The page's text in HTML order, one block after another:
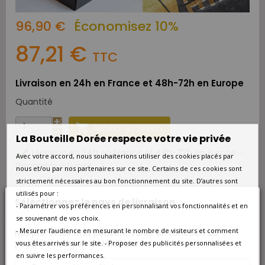
Sélectionnez le pays de livraison
Nos prix et les frais peuvent varier en fonction du
pays/de la région de livraison.
96,90 € Économisez 10%
87,21 € TTC
Livraison en 24h en France et 48h-72h en Europe
Quantité
 Ajouter au panier
Livraison en 24h en France et 48h-72h en Europe -
Disponible à l'unité
SEGHESIO OLD VINE ZINFANDEL SONOMA USA ROUGE
2021
La Bouteille Dorée respecte votre vie privée
Avec votre accord, nous souhaiterions utiliser des cookies placés par
nous et/ou par nos partenaires sur ce site. Certains de ces cookies sont
strictement nécessaires au bon fonctionnement du site. D’autres sont
utilisés pour :
- Paramétrer vos préférences en personnalisant vos fonctionnalités et en
se souvenant de vos choix.
- Mesurer l’audience en mesurant le nombre de visiteurs et comment
vous êtes arrivés sur le site. - Proposer des publicités personnalisées et
en suivre les performances.